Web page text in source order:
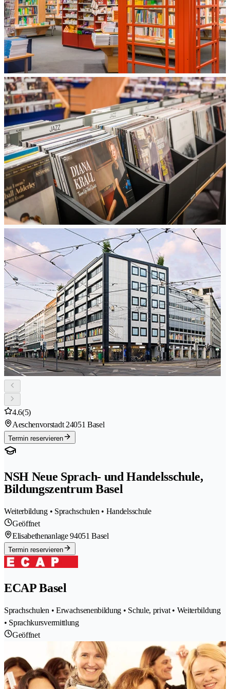
4.6(5)
Aeschenvorstadt 24051 Basel
Termin reservieren
NSH Neue Sprach- und Handelsschule,
Bildungszentrum Basel
Weiterbildung • Sprachschulen • Handelsschule
Geöffnet
Elisabethenanlage 94051 Basel
Termin reservieren
ECAP Basel
Sprachschulen • Erwachsenenbildung • Schule, privat • Weiterbildung
• Sprachkursvermittlung
Geöffnet